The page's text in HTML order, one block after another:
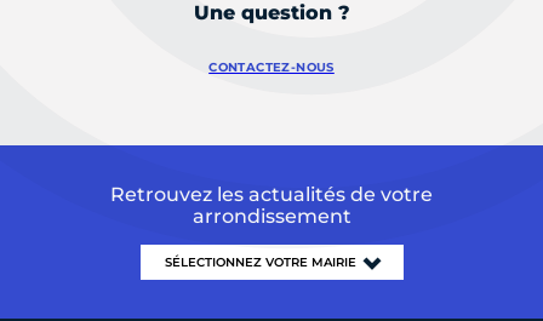
Une question ?
CONTACTEZ-NOUS
Retrouvez les actualités de votre
arrondissement